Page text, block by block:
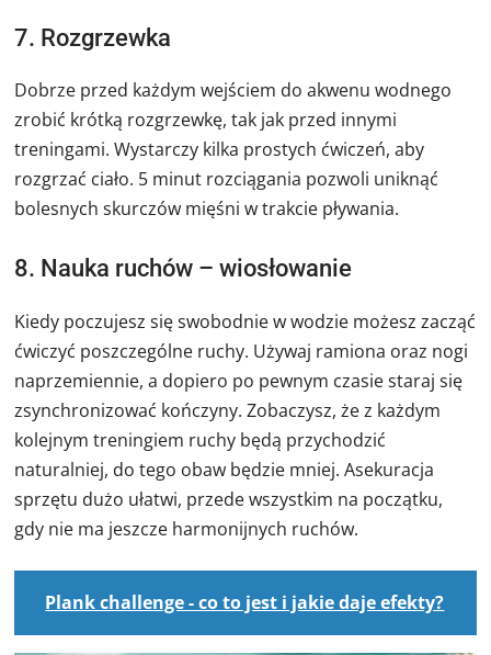
7. Rozgrzewka
Dobrze przed każdym wejściem do akwenu wodnego
zrobić krótką rozgrzewkę, tak jak przed innymi
treningami. Wystarczy kilka prostych ćwiczeń, aby
rozgrzać ciało. 5 minut rozciągania pozwoli uniknąć
bolesnych skurczów mięśni w trakcie pływania.
8. Nauka ruchów – wiosłowanie
Kiedy poczujesz się swobodnie w wodzie możesz zacząć
ćwiczyć poszczególne ruchy. Używaj ramiona oraz nogi
naprzemiennie, a dopiero po pewnym czasie staraj się
zsynchronizować kończyny. Zobaczysz, że z każdym
kolejnym treningiem ruchy będą przychodzić
naturalniej, do tego obaw będzie mniej. Asekuracja
sprzętu dużo ułatwi, przede wszystkim na początku,
gdy nie ma jeszcze harmonijnych ruchów.
Plank challenge - co to jest i jakie daje efekty?